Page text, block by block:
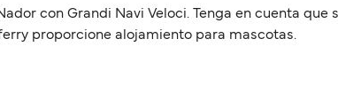
con Grandi Navi Veloci. Tenga en cuenta que
proporcione alojamiento para mascotas.